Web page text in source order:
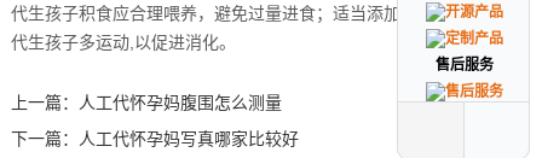
代生孩子积食应合理喂养，避免过量进食；适当添加辅食；鼓励私人
代生孩子多运动,以促进消化。
上一篇：
人工代怀孕妈腹围怎么测量
下一篇：
人工代怀孕妈写真哪家比较好
售后服务
售后服务